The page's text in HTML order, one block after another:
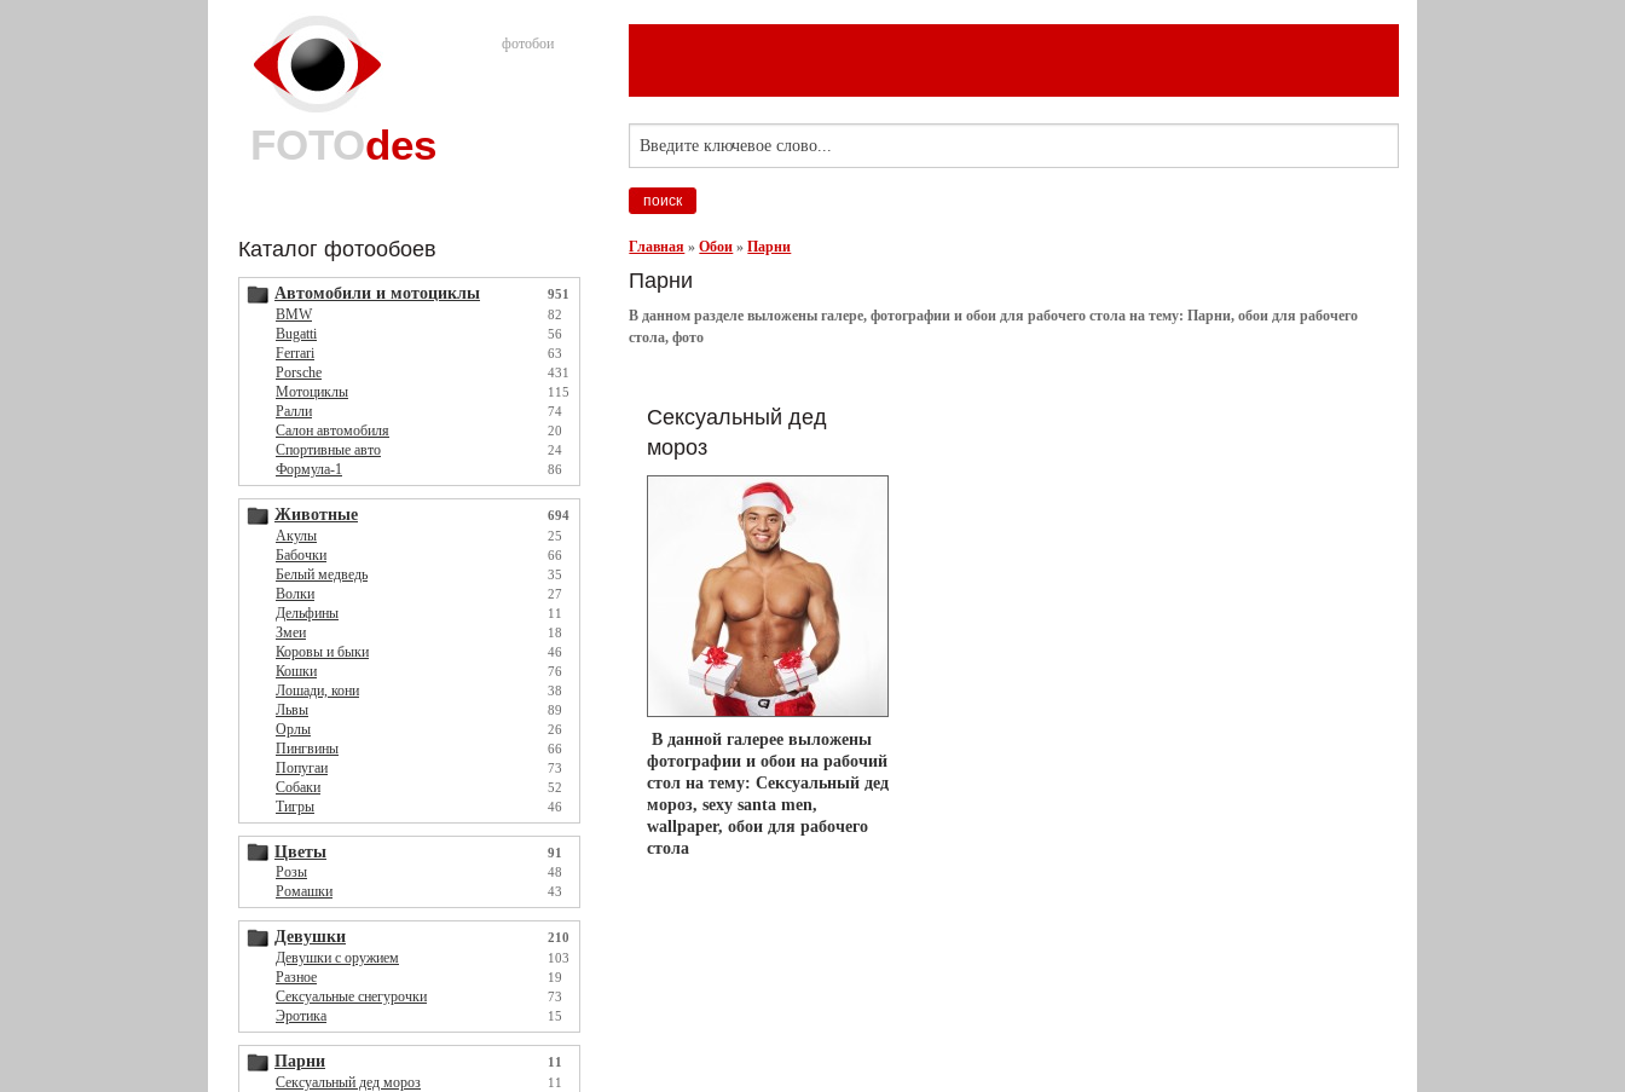
фотобои
FOTOdes
Каталог фотообоев
Автомобили и мотоциклы 951
BMW 82
Bugatti 56
Ferrari 63
Porsche 431
Мотоциклы 115
Ралли 74
Салон автомобиля 20
Спортивные авто 24
Формула-1 86
Животные 694
Акулы 25
Бабочки 66
Белый медведь 35
Волки 27
Дельфины 11
Змеи 18
Коровы и быки 46
Кошки 76
Лошади, кони 38
Львы 89
Орлы 26
Пингвины 66
Попугаи 73
Собаки 52
Тигры 46
Цветы 91
Розы 48
Ромашки 43
Девушки 210
Девушки с оружием 103
Разное 19
Сексуальные снегурочки 73
Эротика 15
Парни 11
Сексуальный дед мороз 11
Главная »Обои »Парни
Парни
В данном разделе выложены галере, фотографии и обои для рабочего стола на тему: Парни, обои для рабочего
стола, фото
Сексуальный дед
мороз
В данной галерее выложены
фотографии и обои на рабочий
стол на тему: Сексуальный дед
мороз, sexy santa men,
wallpaper, обои для рабочего
стола